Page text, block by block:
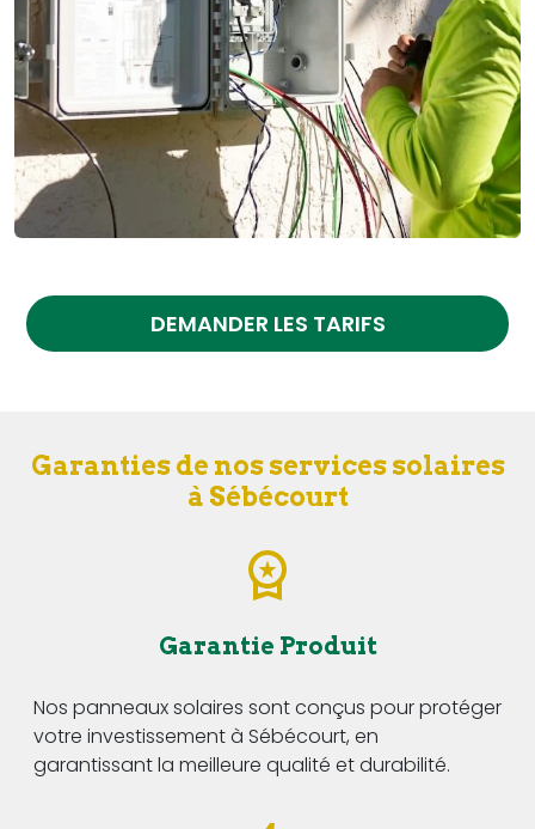
DEMANDER LES TARIFS
Garanties de nos services solaires
à Sébécourt
Garantie Produit
Nos panneaux solaires sont conçus pour protéger
votre investissement à Sébécourt, en
garantissant la meilleure qualité et durabilité.